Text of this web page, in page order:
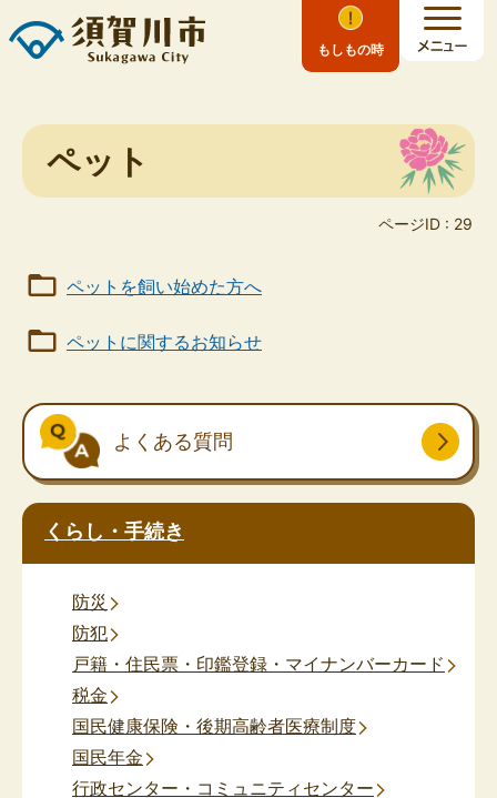
もしもの時
ペット
ページID : 29
ペットを飼い始めた方へ
ペットに関するお知らせ
よくある質問
くらし・手続き
防災
防犯
戸籍・住民票・印鑑登録・マイナンバーカード
税金
国民健康保険・後期高齢者医療制度
国民年金
行政センター・コミュニティセンター